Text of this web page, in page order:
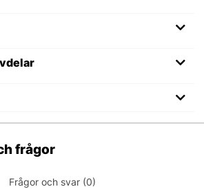
frågor
Frågor och svar (0)